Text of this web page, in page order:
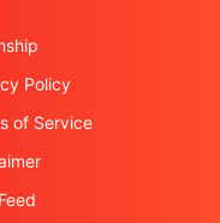
Policy
of Service